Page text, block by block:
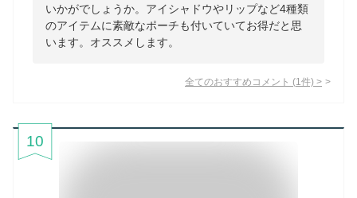
いかがでしょうか。アイシャドウやリップなど4種類
のアイテムに素敵なポーチも付いていてお得だと思
います。オススメします。
全てのおすすめコメント (1 件) >
10